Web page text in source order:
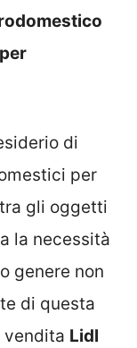
di
per
gli oggetti
la necessità
genere non
di questa
vendita Lidl